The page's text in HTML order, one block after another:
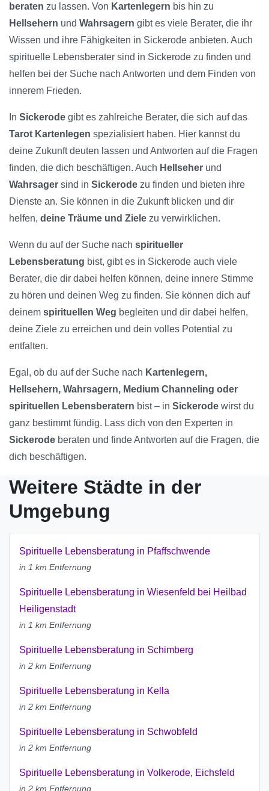
beraten zu lassen. Von Kartenlegern bis hin zu
Hellsehern und Wahrsagern gibt es viele Berater, die ihr
Wissen und ihre Fähigkeiten in Sickerode anbieten. Auch
spirituelle Lebensberater sind in Sickerode zu finden und
helfen bei der Suche nach Antworten und dem Finden von
innerem Frieden.
In Sickerode gibt es zahlreiche Berater, die sich auf das
Tarot Kartenlegen spezialisiert haben. Hier kannst du
deine Zukunft deuten lassen und Antworten auf die Fragen
finden, die dich beschäftigen. Auch Hellseher und
Wahrsager sind in Sickerode zu finden und bieten ihre
Dienste an. Sie können in die Zukunft blicken und dir
helfen, deine Träume und Ziele zu verwirklichen.
Wenn du auf der Suche nach spiritueller
Lebensberatung bist, gibt es in Sickerode auch viele
Berater, die dir dabei helfen können, deine innere Stimme
zu hören und deinen Weg zu finden. Sie können dich auf
deinem spirituellen Weg begleiten und dir dabei helfen,
deine Ziele zu erreichen und dein volles Potential zu
entfalten.
Egal, ob du auf der Suche nach Kartenlegern,
Hellsehern, Wahrsagern, Medium Channeling oder
spirituellen Lebensberatern bist – in Sickerode wirst du
ganz bestimmt fündig. Lass dich von den Experten in
Sickerode beraten und finde Antworten auf die Fragen, die
dich beschäftigen.
Weitere Städte in der
Umgebung
Spirituelle Lebensberatung in Pfaffschwende
in 1 km Entfernung
Spirituelle Lebensberatung in Wiesenfeld bei Heilbad
Heiligenstadt
in 1 km Entfernung
Spirituelle Lebensberatung in Schimberg
in 2 km Entfernung
Spirituelle Lebensberatung in Kella
in 2 km Entfernung
Spirituelle Lebensberatung in Schwobfeld
in 2 km Entfernung
Spirituelle Lebensberatung in Volkerode, Eichsfeld
in 2 km Entfernung